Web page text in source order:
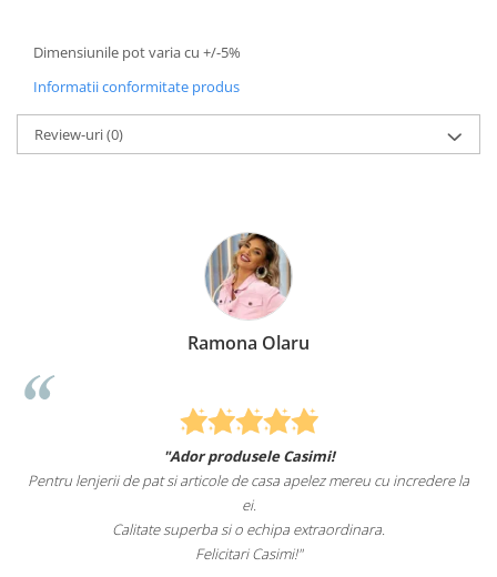
Dimensiunile pot varia cu +/-5%
Informatii conformitate produs
Review-uri(0)
"Ador produsele Casimi!
pat si articole de casa apelez mereu cu incredere la
superba si o echipa extraordinara.
sunteti cei mai